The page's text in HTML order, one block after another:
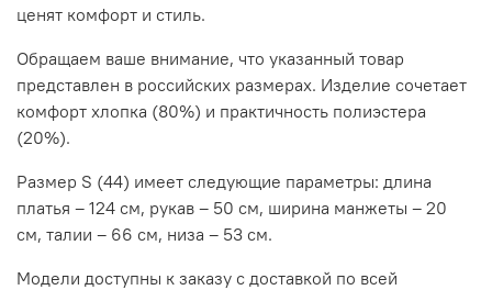
ценят комфорт и стиль.
Обращаем ваше внимание, что указанный товар
представлен в российских размерах. Изделие сочетает
комфорт хлопка (80%) и практичность полиэстера
(20%).
Размер S (44) имеет следующие параметры: длина
платья – 124 см, рукав – 50 см, ширина манжеты – 20
см, талии – 66 см, низа – 53 см.
Модели доступны к заказу с доставкой по всей